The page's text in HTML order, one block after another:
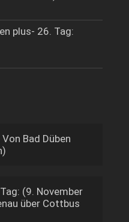
plus- 26. Tag:
Bad Düben
(9. November
über Cottbus